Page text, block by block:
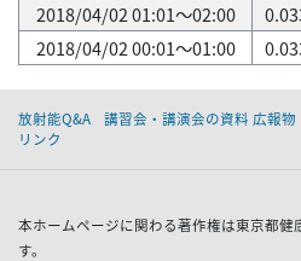
2018/04/02 01:01～02:00
2018/04/02 00:01～01:00
放射能Q&A 講習会・講演会の資料 広報物
リンク
本ホームページに関わる著作権は東京都健
す。